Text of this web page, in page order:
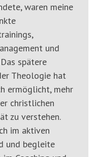
waren meine
und
spätere
Theologie hat
ermöglicht, mehr
christlichen
zu verstehen.
im aktiven
und begleite